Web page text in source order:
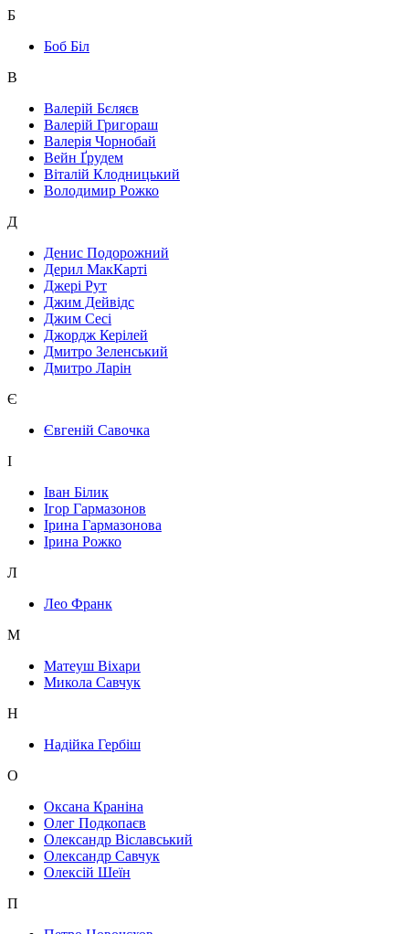
Б
Боб Біл
В
Валерій Бєляєв
Валерій Григораш
Валерія Чорнобай
Вейн Ґрудем
Віталій Клодницький
Володимир Рожко
Д
Денис Подорожний
Дерил МакКарті
Джері Рут
Джим Дейвідс
Джим Сесі
Джордж Керілей
Дмитро Зеленський
Дмитро Ларін
Є
Євгеній Савочка
І
Іван Білик
Ігор Гармазонов
Ірина Гармазонова
Ірина Рожко
Л
Лео Франк
М
Матеуш Віхари
Микола Савчук
Н
Надійка Гербіш
О
Оксана Краніна
Олег Подкопаєв
Олександр Віславський
Олександр Савчук
Олексій Шеїн
П